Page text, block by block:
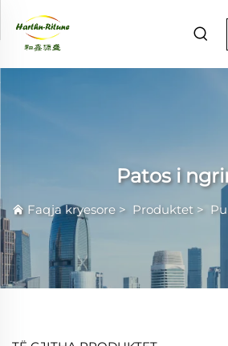
Patos i
Faqja kryesore > Produktet >